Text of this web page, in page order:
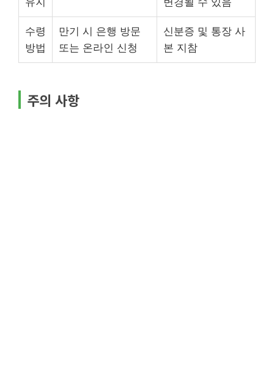
수령
방법
만기 시 은행 방문
또는 온라인 신청
신분증 및 통장 사
본 지참
주의 사항